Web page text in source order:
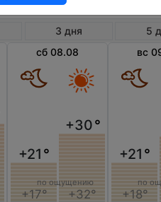
3 дня
5
сб 08.08
+21 °
+17°
+30°
+32°
по ощущению
вс
+21 °
+18°
по